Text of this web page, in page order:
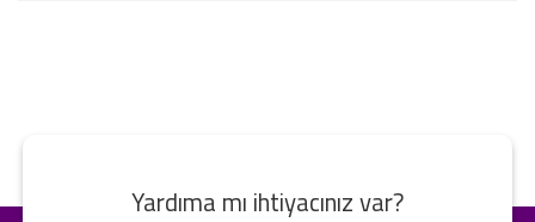
Yardıma mı ihtiyacınız var?